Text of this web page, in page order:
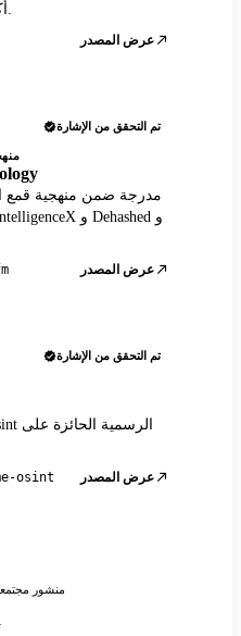
أكثر من 30 أداة مختارة بعناية.
عرض المصدر
تم التحقق من الإشارة
مدرجة ضمن منهجية قمع
عرض المصدر
تم التحقق من الإشارة
osint عرض المصدر
منشور